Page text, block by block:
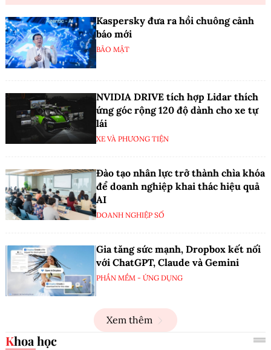
Kaspersky đưa ra hồi chuông cảnh
báo mới
BẢO MẬT
NVIDIA DRIVE tích hợp Lidar thích
ứng góc rộng 120 độ dành cho xe tự
lái
XE VÀ PHƯƠNG TIỆN
Đào tạo nhân lực trở thành chìa khóa
để doanh nghiệp khai thác hiệu quả
AI
DOANH NGHIỆP SỐ
Gia tăng sức mạnh, Dropbox kết nối
với ChatGPT, Claude và Gemini
PHẦN MỀM - ỨNG DỤNG
Xem thêm
Khoa học